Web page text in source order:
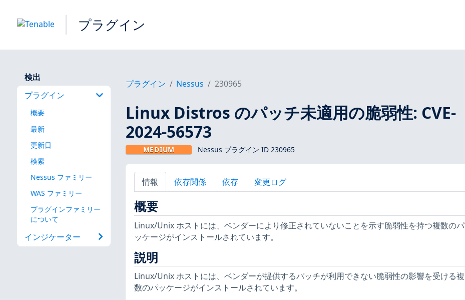
プラグイン
検出
プラグイン
概要
最新
更新日
検索
Nessus ファミリー
WAS ファミリー
プラグインファミリー
について
インジケーター
プラグイン Nessus 230965
Linux Distros のパッチ未適用の脆弱性: CVE-
2024-56573
MEDIUM Nessus プラグイン ID 230965
情報 依存関係 依存 変更ログ
概要
Linux/Unix ホストには、ベンダーにより修正されていないことを示す脆弱性を持つ複数のパ
ッケージがインストールされています。
説明
Linux/Unix ホストには、ベンダーが提供するパッチが利用できない脆弱性の影響を受ける複
数のパッケージがインストールされています。